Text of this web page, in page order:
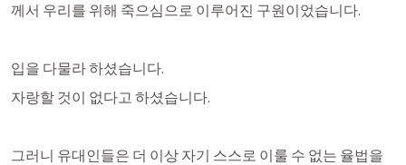
께서 우리를 위해 죽으심으로 이루어진 구원이었습니다.
입을 다물라 하셨습니다.
자랑할 것이 없다고 하셨습니다.
그러니 유대인들은 더 이상 자기 스스로 이룰 수 없는 율법을